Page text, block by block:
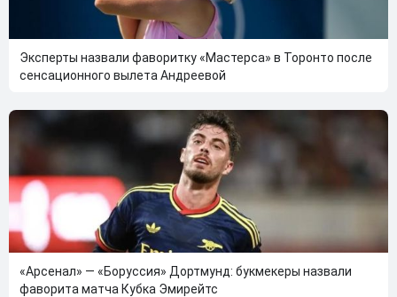
Эксперты назвали фаворитку «Мастерса» в Торонто после
сенсационного вылета Андреевой
«Арсенал» — «Боруссия» Дортмунд: букмекеры назвали
фаворита матча Кубка Эмирейтс